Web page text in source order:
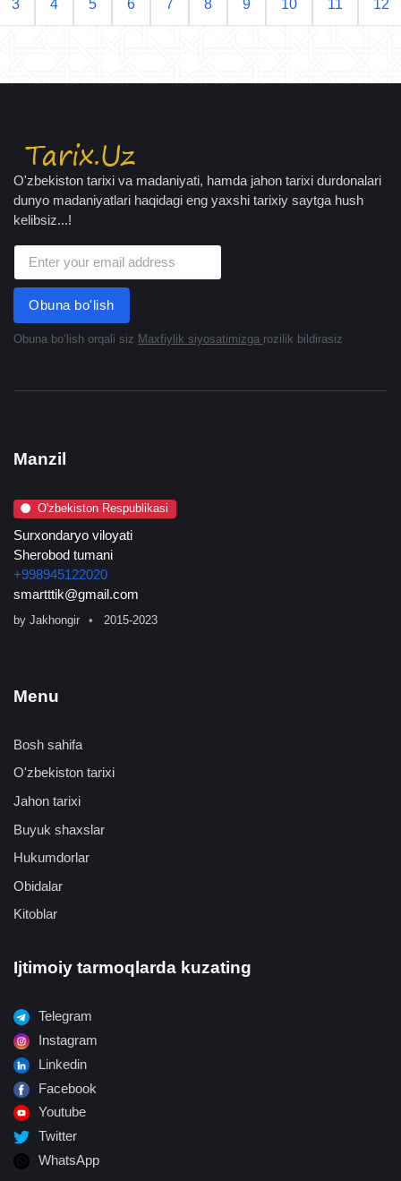
3 4 5 6 7 8 9 10 11 12
O'zbekiston tarixi va madaniyati, hamda jahon tarixi durdonalari
dunyo madaniyatlari haqidagi eng yaxshi tarixiy saytga hush
kelibsiz...!
Obuna bo'lish
Obuna boʻlish orqali siz Maxfiylik siyosatimizga rozilik bildirasiz
Manzil
O'zbekiston Respublikasi
Surxondaryo viloyati
Sherobod tumani
+998945122020
smartttik@gmail.com
by Jakhongir 2015-2023
Menu
Bosh sahifa
O'zbekiston tarixi
Jahon tarixi
Buyuk shaxslar
Hukumdorlar
Obidalar
Kitoblar
Ijtimoiy tarmoqlarda kuzating
Telegram
Instagram
Linkedin
Facebook
Youtube
Twitter
WhatsApp